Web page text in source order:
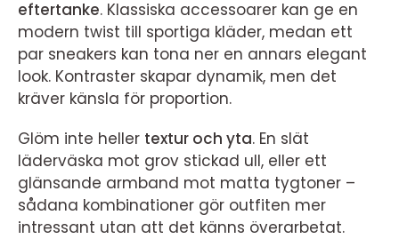
eftertanke. Klassiska accessoarer kan ge en
modern twist till sportiga kläder, medan ett
par sneakers kan tona ner en annars elegant
look. Kontraster skapar dynamik, men det
kräver känsla för proportion.
Glöm inte heller textur och yta. En slät
läderväska mot grov stickad ull, eller ett
glänsande armband mot matta tygtoner –
sådana kombinationer gör outfiten mer
intressant utan att det känns överarbetat.